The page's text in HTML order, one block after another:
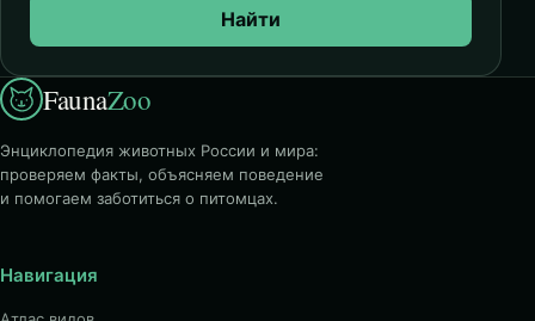
Найти
FaunaZoo
Энциклопедия животных России и мира:
проверяем факты, объясняем поведение
и помогаем заботиться о питомцах.
Навигация